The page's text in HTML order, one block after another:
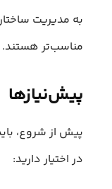
به مدیریت
مناسب‌تر هستند.
پیش‌نیازها
پیش از شروع،
در اختیار دارید: